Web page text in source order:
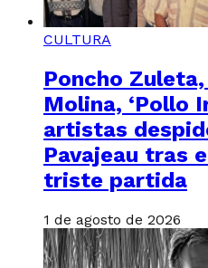
CULTURA
Poncho Zuleta,
Molina, ‘Pollo
artistas
Pavajeau tras
triste partida
1 de agosto de 2026